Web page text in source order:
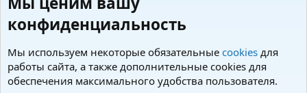
Пользователи
конфиденциальность
Мы используем некоторые обязательные cookies для
работы сайта, а также дополнительные cookies для
обеспечения максимального удобства пользователя.